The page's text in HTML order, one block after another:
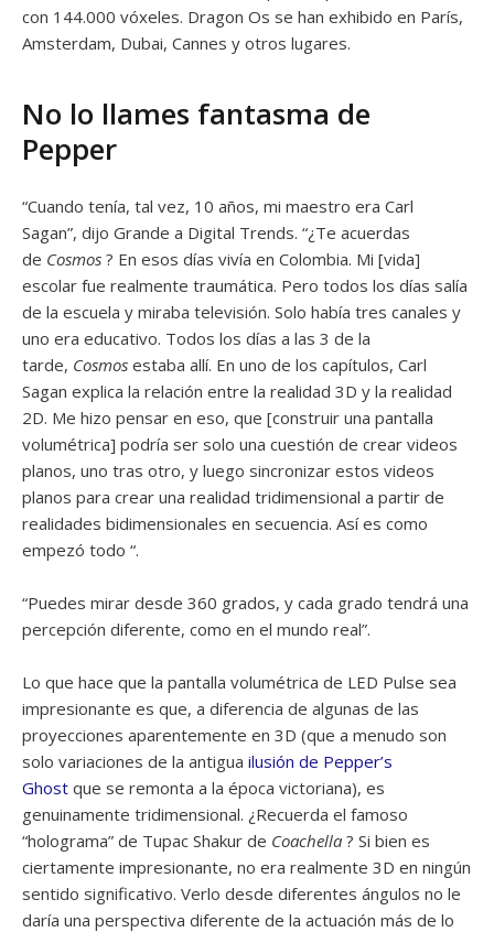
con 144.000 vóxeles. Dragon Os se han exhibido en París,
Amsterdam, Dubai, Cannes y otros lugares.
No lo llames fantasma de
Pepper
“Cuando tenía, tal vez, 10 años, mi maestro era Carl
Sagan”, dijo Grande a Digital Trends. “¿Te acuerdas
de Cosmos ? En esos días vivía en Colombia. Mi [vida]
escolar fue realmente traumática. Pero todos los días salía
de la escuela y miraba televisión. Solo había tres canales y
uno era educativo. Todos los días a las 3 de la
tarde, Cosmos estaba allí. En uno de los capítulos, Carl
Sagan explica la relación entre la realidad 3D y la realidad
2D. Me hizo pensar en eso, que [construir una pantalla
volumétrica] podría ser solo una cuestión de crear videos
planos, uno tras otro, y luego sincronizar estos videos
planos para crear una realidad tridimensional a partir de
realidades bidimensionales en secuencia. Así es como
empezó todo “.
“Puedes mirar desde 360 ​​grados, y cada grado tendrá una
percepción diferente, como en el mundo real”.
Lo que hace que la pantalla volumétrica de LED Pulse sea
impresionante es que, a diferencia de algunas de las
proyecciones aparentemente en 3D (que a menudo son
solo variaciones de la antigua ilusión de Pepper’s
Ghost que se remonta a la época victoriana), es
genuinamente tridimensional. ¿Recuerda el famoso
“holograma” de Tupac Shakur de Coachella ? Si bien es
ciertamente impresionante, no era realmente 3D en ningún
sentido significativo. Verlo desde diferentes ángulos no le
daría una perspectiva diferente de la actuación más de lo